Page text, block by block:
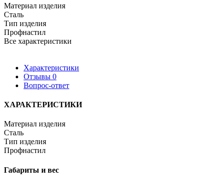
Материал изделия
Сталь
Тип изделия
Профнастил
Все характеристики
Характеристики
Отзывы 0
Вопрос-ответ
ХАРАКТЕРИСТИКИ
Материал изделия
Сталь
Тип изделия
Профнастил
Габариты и вес